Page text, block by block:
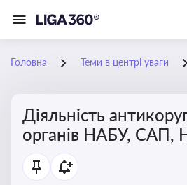
Головна Теми в центрі уваги
Діяльність
органів НАБУ,